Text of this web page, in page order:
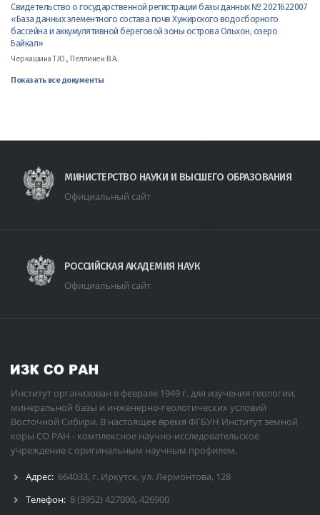
Свидетельство о государственной регистрации базы данных № 2021622007
«База данных элементного состава почв Хужирского водосборного
бассейна и аккумулятивной береговой зоны острова Ольхон, озеро
Байкал»
Черкашина Т.Ю., Пеллинен В.А.
Показать все документы
МИНИСТЕРСТВО НАУКИ И ВЫСШЕГО ОБРАЗОВАНИЯ
Официальный сайт
РОССИЙСКАЯ АКАДЕМИЯ НАУК
Официальный сайт
Институт организован в феврале 1949 г. для изучения геологии,
минеральной базы и инженерно-геологических условий
Восточной Сибири. В настоящее время ФГБУН Институт земной
коры СО РАН - комплексное научно-исследовательское
учреждение с оригинальным научным профилем.
Адрес: 664033, г. Иркутск, ул. Лермонтова, 128
Телефон: 8 (3952) 427000, 426900